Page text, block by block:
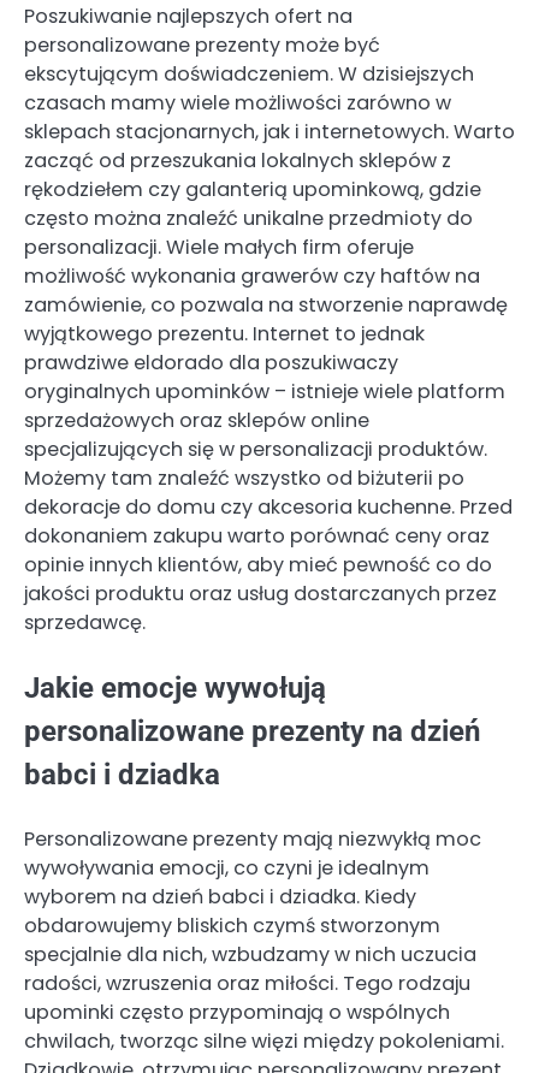
Poszukiwanie najlepszych ofert na
personalizowane prezenty może być
ekscytującym doświadczeniem. W dzisiejszych
czasach mamy wiele możliwości zarówno w
sklepach stacjonarnych, jak i internetowych. Warto
zacząć od przeszukania lokalnych sklepów z
rękodziełem czy galanterią upominkową, gdzie
często można znaleźć unikalne przedmioty do
personalizacji. Wiele małych firm oferuje
możliwość wykonania grawerów czy haftów na
zamówienie, co pozwala na stworzenie naprawdę
wyjątkowego prezentu. Internet to jednak
prawdziwe eldorado dla poszukiwaczy
oryginalnych upominków – istnieje wiele platform
sprzedażowych oraz sklepów online
specjalizujących się w personalizacji produktów.
Możemy tam znaleźć wszystko od biżuterii po
dekoracje do domu czy akcesoria kuchenne. Przed
dokonaniem zakupu warto porównać ceny oraz
opinie innych klientów, aby mieć pewność co do
jakości produktu oraz usług dostarczanych przez
sprzedawcę.
Jakie emocje wywołują
personalizowane prezenty na dzień
babci i dziadka
Personalizowane prezenty mają niezwykłą moc
wywoływania emocji, co czyni je idealnym
wyborem na dzień babci i dziadka. Kiedy
obdarowujemy bliskich czymś stworzonym
specjalnie dla nich, wzbudzamy w nich uczucia
radości, wzruszenia oraz miłości. Tego rodzaju
upominki często przypominają o wspólnych
chwilach, tworząc silne więzi między pokoleniami.